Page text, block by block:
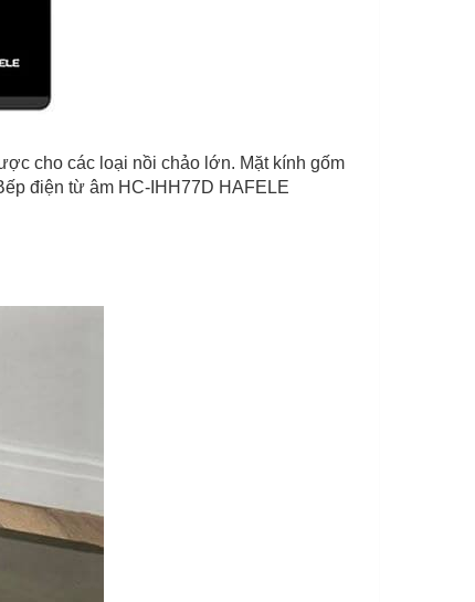
cho các loại nồi chảo lớn. Mặt kính gốm
điện từ âm HC-IHH77D HAFELE